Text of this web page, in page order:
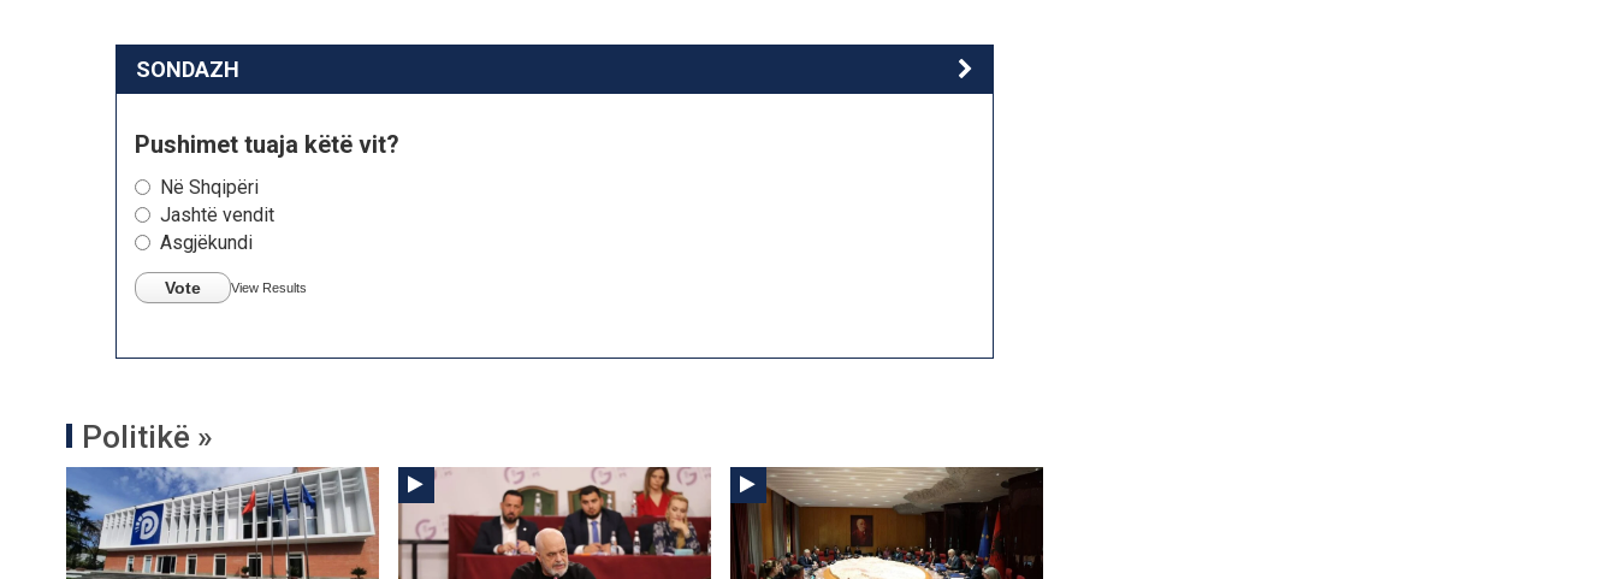
SONDAZH
Pushimet tuaja këtë vit?
Në Shqipëri
Jashtë vendit
Asgjëkundi
Vote View Results
Politikë »